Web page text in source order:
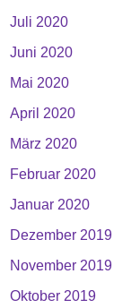
Juli 2020
Juni 2020
Mai 2020
April 2020
März 2020
Februar 2020
Januar 2020
Dezember 2019
November 2019
Oktober 2019